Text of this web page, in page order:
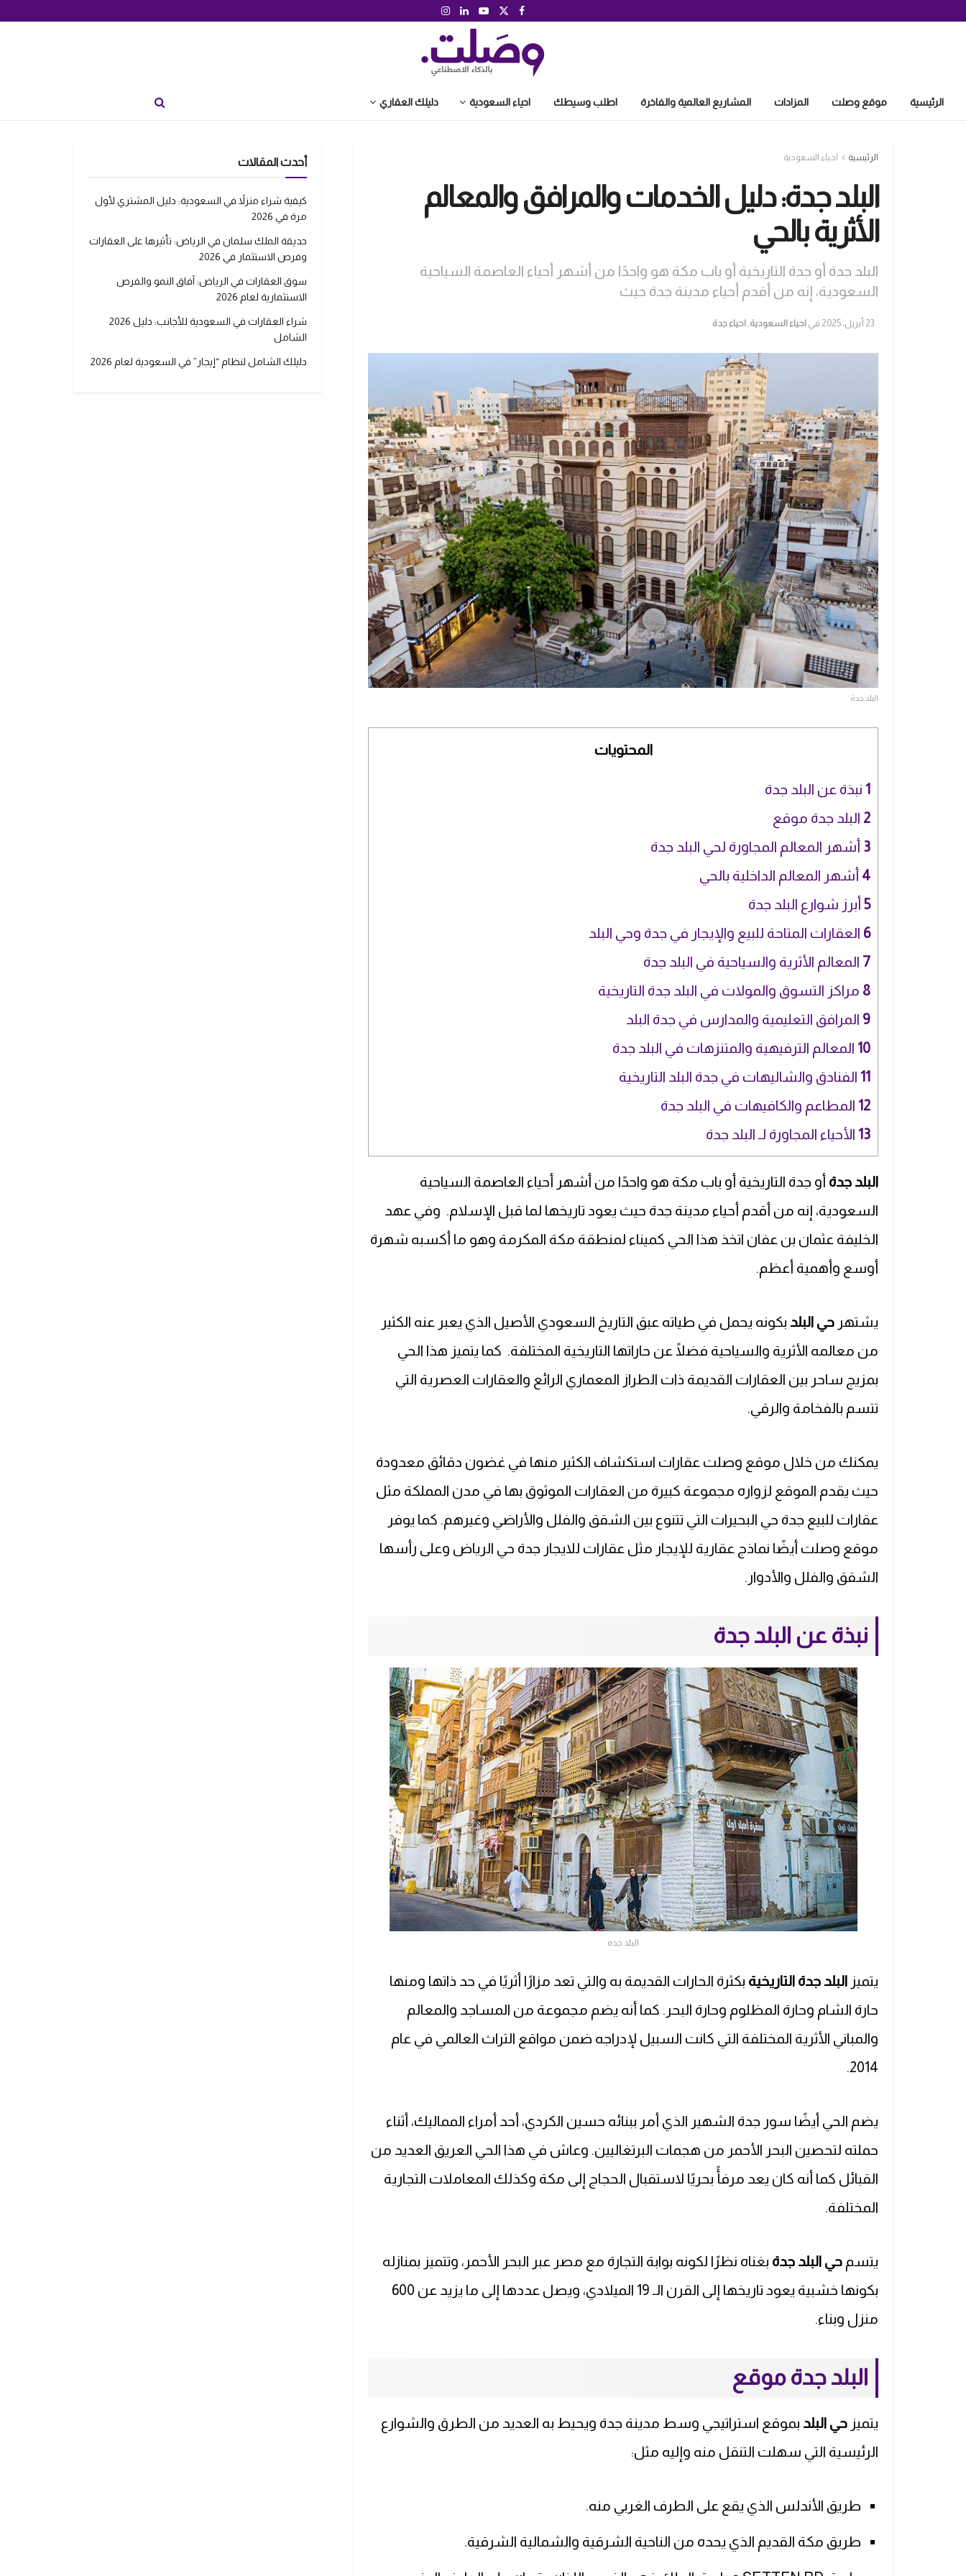
الرئيسية موقع وصلت المزادات المشاريع العالمية والفاخرة اطلب وسيطك احياء السعودية دليلك العقاري
الرئيسية احياء السعودية
البلد جدة: دليل الخدمات والمرافق والمعالم
الأثرية بالحي
البلد جدة أو جدة التاريخية أو باب مكة هو واحدًا من أشهر أحياء العاصمة السياحية
السعودية، إنه من أقدم أحياء مدينة جدة حيث
23 أبريل، 2025 في احياء السعودية احياء جدة
البلد جدة
المحتويات
1 نبذة عن البلد جدة
2 البلد جدة موقع
3 أشهر المعالم المجاورة لحي البلد جدة
4 أشهر المعالم الداخلية بالحي
5 أبرز شوارع البلد جدة
6 العقارات المتاحة للبيع والإيجار في جدة وحي البلد
7 المعالم الأثرية والسياحية في البلد جدة
8 مراكز التسوق والمولات في البلد جدة التاريخية
9 المرافق التعليمية والمدارس في جدة البلد
10 المعالم الترفيهية والمتنزهات في البلد جدة
11 الفنادق والشاليهات في جدة البلد التاريخية
12 المطاعم والكافيهات في البلد جدة
13 الأحياء المجاورة لـ البلد جدة
البلد جدة أو جدة التاريخية أو باب مكة هو واحدًا من أشهر أحياء العاصمة السياحية
السعودية، إنه من أقدم أحياء مدينة جدة حيث يعود تاريخها لما قبل الإسلام. وفي عهد
الخليفة عثمان بن عفان اتخذ هذا الحي كميناء لمنطقة مكة المكرمة وهو ما أكسبه شهرة
أوسع وأهمية أعظم.
يشتهر حي البلد بكونه يحمل في طياته عبق التاريخ السعودي الأصيل الذي يعبر عنه الكثير
من معالمه الأثرية والسياحية فضلًا عن حاراتها التاريخية المختلفة. كما يتميز هذا الحي
بمزيج ساحر بين العقارات القديمة ذات الطراز المعماري الرائع والعقارات العصرية التي
تتسم بالفخامة والرقي.
يمكنك من خلال موقع وصلت عقارات استكشاف الكثير منها في غضون دقائق معدودة
حيث يقدم الموقع لزواره مجموعة كبيرة من العقارات الموثوق بها في مدن المملكة مثل
عقارات للبيع جدة حي البحيرات التي تتنوع بين الشقق والفلل والأراضي وغيرهم. كما يوفر
موقع وصلت أيضًا نماذج عقارية للإيجار مثل عقارات للايجار جدة حي الرياض وعلى رأسها
الشقق والفلل والأدوار.
نبذة عن البلد جدة
البلد جده
يتميز البلد جدة التاريخية بكثرة الحارات القديمة به والتي تعد مزارًا أثريًا في حد ذاتها ومنها
حارة الشام وحارة المظلوم وحارة البحر. كما أنه يضم مجموعة من المساجد والمعالم
والمباني الأثرية المختلفة التي كانت السبيل لإدراجه ضمن مواقع التراث العالمي في عام
2014.
يضم الحي أيضًا سور جدة الشهير الذي أمر ببنائه حسين الكردي، أحد أمراء المماليك، أثناء
حملته لتحصين البحر الأحمر من هجمات البرتغاليين. وعاش في هذا الحي العريق العديد من
القبائل كما أنه كان يعد مرفأً بحريًا لاستقبال الحجاج إلى مكة وكذلك المعاملات التجارية
المختلفة.
يتسم حي البلد جدة بغناه نظرًا لكونه بوابة التجارة مع مصر عبر البحر الأحمر، وتتميز بمنازله
بكونها خشبية يعود تاريخها إلى القرن الـ 19 الميلادي، ويصل عددها إلى ما يزيد عن 600
منزل وبناء.
البلد جدة موقع
يتميز حي البلد بموقع استراتيجي وسط مدينة جدة ويحيط به العديد من الطرق والشوارع
الرئيسية التي سهلت التنقل منه وإليه مثل:
طريق الأندلس الذي يقع على الطرف الغربي منه.
طريق مكة القديم الذي يحده من الناحية الشرقية والشمالية الشرقية.
أحدث المقالات
كيفية شراء منزلاً في السعودية: دليل المشتري لأول
مرة في 2026
حديقة الملك سلمان في الرياض: تأثيرها على العقارات
وفرص الاستثمار في 2026
سوق العقارات في الرياض: آفاق النمو والفرص
الاستثمارية لعام 2026
شراء العقارات في السعودية للأجانب: دليل 2026
الشامل
دليلك الشامل لنظام “إيجار” في السعودية لعام 2026